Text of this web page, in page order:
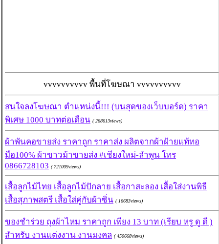
vvvvvvvvvv พื้นที่โฆษณา vvvvvvvvvv
สนใจลงโฆษณา ตำแหน่งนี้!!! (บนสุดของเว็บบอร์ด) ราคา
พิเศษ 1000 บาทต่อเดือน ( 268613views)
ผ้าพันคอขายส่ง ราคาถูก ราคาส่ง ผลิตจากผ้าฝ้ายแท้ทอ
มือ100% ผ้าขาวม้าขายส่ง #เชียงใหม่-ลำพูน โทร
0866728103 ( 721009views)
เสื้อลูกไม้ไทย เสื้อลูกไม้ปักลาย เสื้อกาสะลอง เสื้อใส่งานพิธี
เสื้อสุภาพสตรี เสื้อใส่คู่กับผ้าซิ่น ( 16683views)
ของชำร่วย ถุงผ้าไหม ราคาถูก เพียง 13 บาท (เรียบ หรู ดู ดี )
สำหรับ งานแต่งงาน งานมงคล ( 450668views)